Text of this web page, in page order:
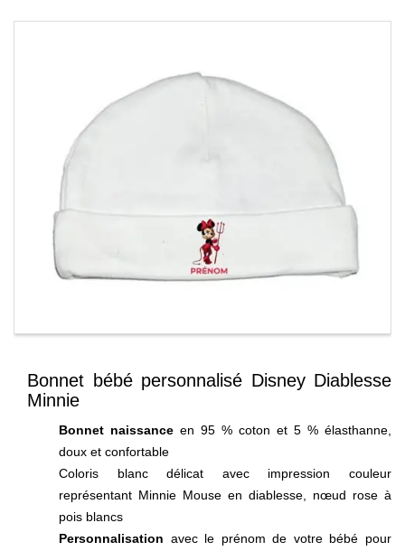
Bonnet bébé personnalisé Disney Diablesse
Minnie
Bonnet naissance en 95 % coton et 5 % élasthanne,
doux et confortable
Coloris blanc délicat avec impression couleur
représentant Minnie Mouse en diablesse, nœud rose à
pois blancs
Personnalisation avec le prénom de votre bébé pour